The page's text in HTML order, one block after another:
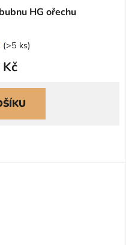
HG ořechu
(>5 ks)